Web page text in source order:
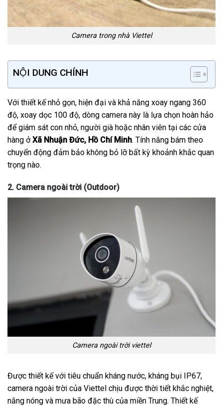
Camera trong nhà Viettel
NỘI DUNG CHÍNH
Với thiết kế nhỏ gọn, hiện đại và khả năng xoay ngang 360
độ, xoay dọc 100 độ, dòng camera này là lựa chọn hoàn hảo
để giám sát con nhỏ, người già hoặc nhân viên tại các cửa
hàng ởXã Nhuận Đức, Hồ Chí Minh. Tính năng bám theo
chuyển động đảm bảo không bỏ lỡ bất kỳ khoảnh khắc quan
trọng nào.
2. Camera ngoài trời (Outdoor)
Camera ngoài trời viettel
Được thiết kế với tiêu chuẩn kháng nước, kháng bụi IP67,
camera ngoài trời của Viettel chịu được thời tiết khắc nghiệt,
nắng nóng và mưa bão đặc thù của miền Trung. Thiết kế